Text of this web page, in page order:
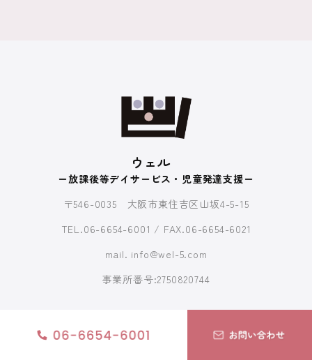
ウェル
ー放課後等デイサービス・児童発達支援ー
〒546-0035 大阪市東住吉区山坂4-5-15
TEL.06-6654-6001 / FAX.06-6654-6021
mail. info@wel-5.com
事業所番号:2750820744